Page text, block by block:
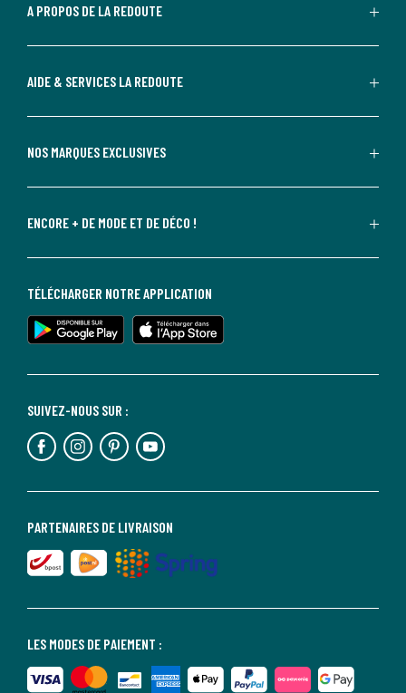
A PROPOS DE LA REDOUTE
AIDE & SERVICES LA REDOUTE
NOS MARQUES EXCLUSIVES
ENCORE + DE MODE ET DE DÉCO !
LES MODES DE PAIEMENT :
PARTENAIRES DE LIVRAISON
SUIVEZ-NOUS SUR :
TÉLÉCHARGER NOTRE APPLICATION